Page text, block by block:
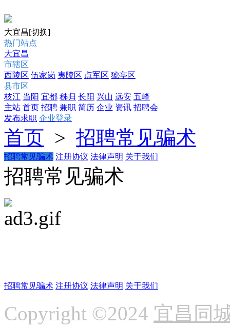
大宜昌[切换]
热门站点
大宜昌
市辖区
西陵区 伍家岗 夷陵区 点军区 猇亭区
县市区
枝江 当阳 宜都 秭归 长阳 兴山 远安 五峰
主站 首页 招聘 兼职 简历 企业 资讯 招聘会
发布求职 企业登录
首页 > 招聘常见骗术
招聘常见骗术 注册协议 法律声明 关于我们
招聘常见骗术
招聘常见骗术 注册协议 法律声明 关于我们
Copyright ©2024 宜昌同